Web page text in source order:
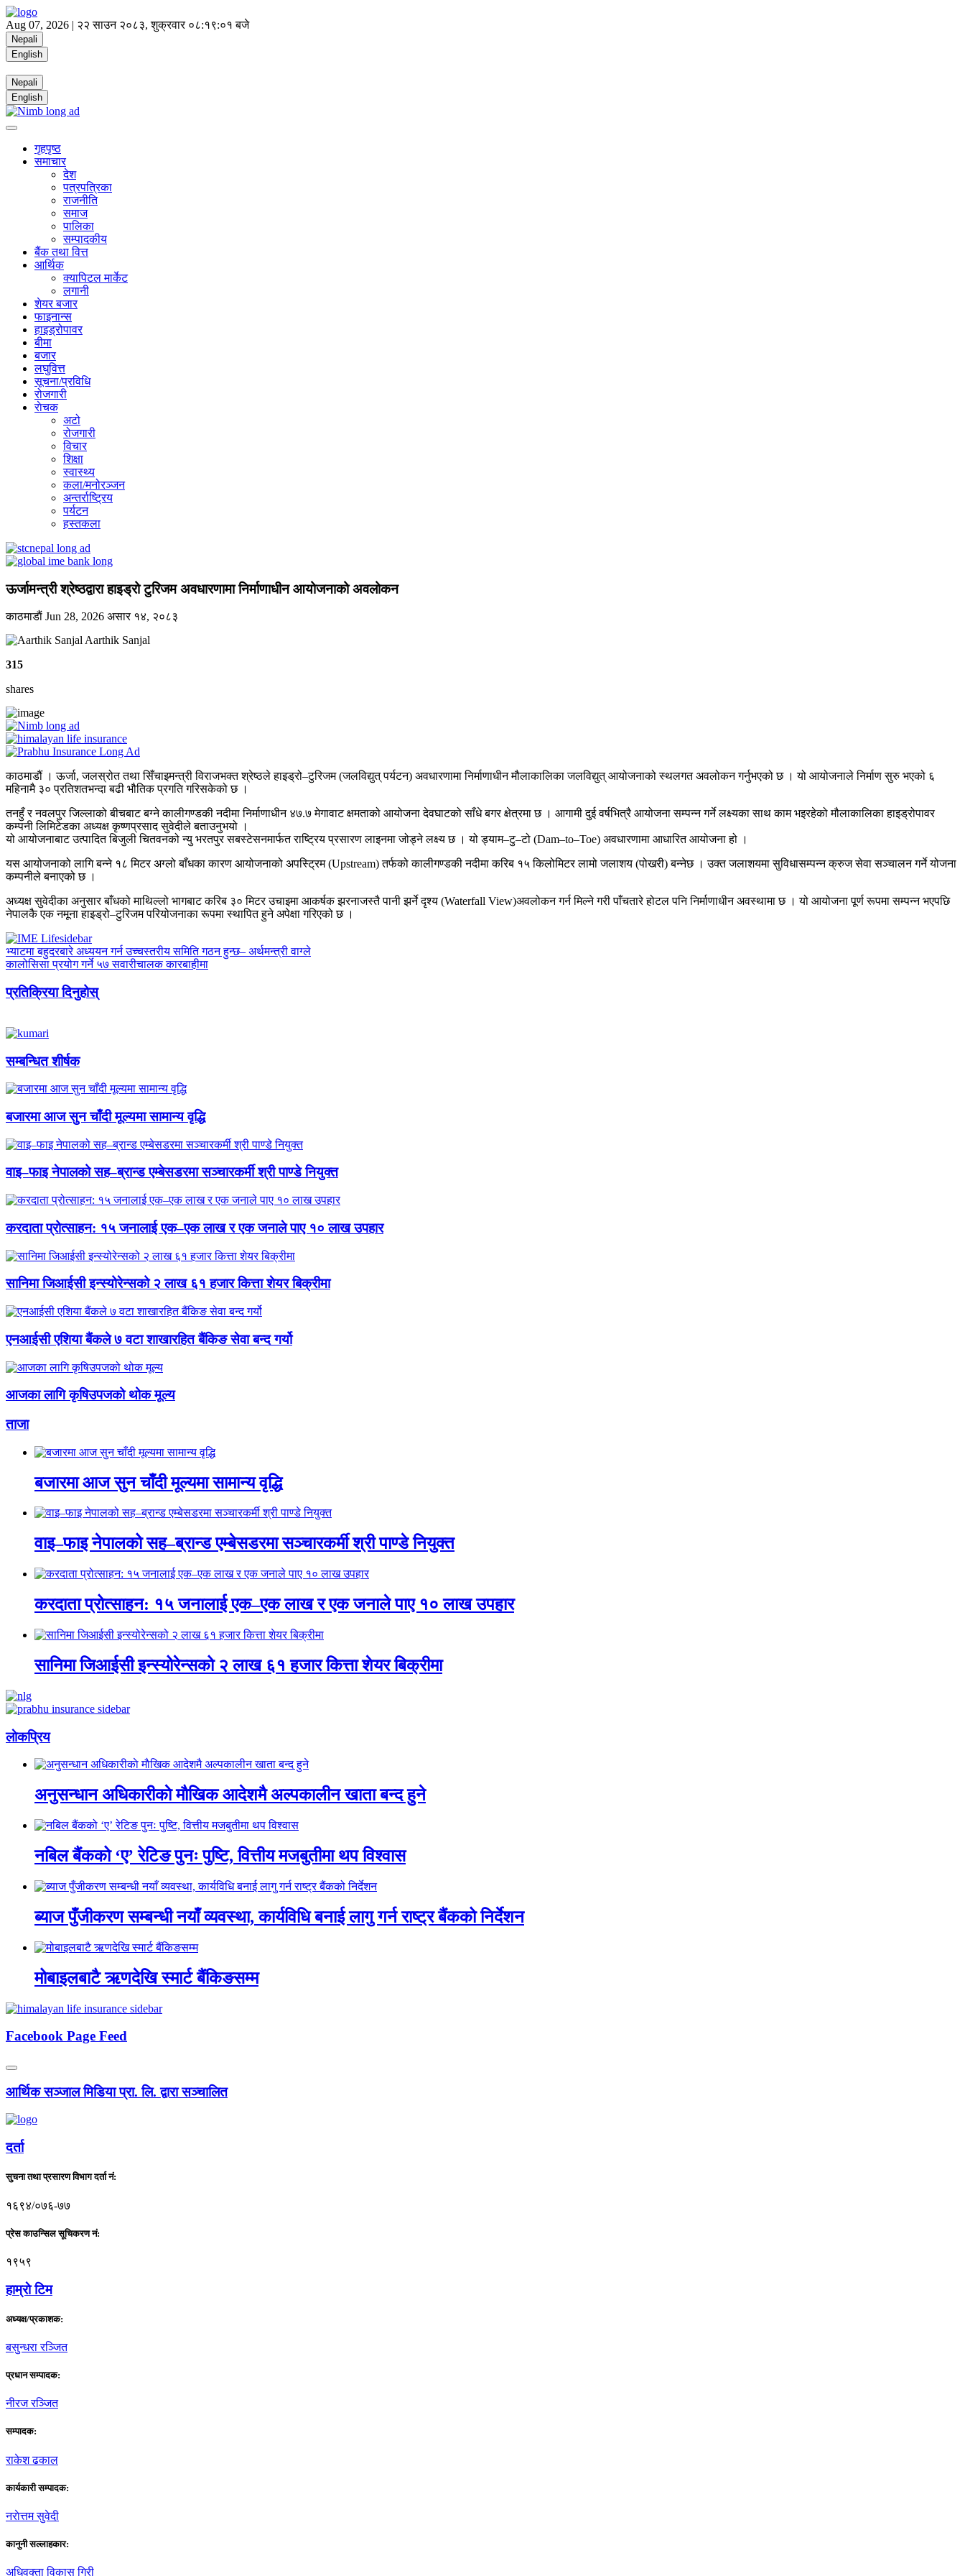
Aug 07, 2026 | २२ साउन २०८३, शुक्रवार ०८:१९:०१ बजे
Nepali
English
Nepali
English
गृहपृष्ठ
समाचार
देश
पत्रपत्रिका
राजनीति
समाज
पालिका
सम्पादकीय
बैंक तथा वित्त
आर्थिक
क्यापिटल मार्केट
लगानी
शेयर बजार
फाइनान्स
हाइड्रोपावर
बीमा
बजार
लघुवित्त
सूचना/प्रविधि
रोजगारी
राेचक
अटो
रोजगारी
विचार
शिक्षा
स्वास्थ्य
कला/मनोरञ्जन
अन्तर्राष्ट्रिय
पर्यटन
हस्तकला
ऊर्जामन्त्री श्रेष्ठद्वारा हाइड्रो टुरिजम अवधारणामा निर्माणाधीन आयोजनाको अवलोकन
काठमाडाैं Jun 28, 2026 असार १४, २०८३
Aarthik Sanjal
315
shares
काठमाडौं । ऊर्जा, जलस्रोत तथा सिँचाइमन्त्री विराजभक्त श्रेष्ठले हाइड्रो–टुरिजम (जलविद्युत् पर्यटन) अवधारणामा निर्माणाधीन मौलाकालिका जलविद्युत् आयोजनाको स्थलगत अवलोकन गर्नुभएको छ । यो आयोजनाले निर्माण सुरु भएको ६
महिनामै ३० प्रतिशतभन्दा बढी भौतिक प्रगति गरिसकेको छ ।
तनहुँ र नवलपुर जिल्लाको बीचबाट बग्ने कालीगण्डकी नदीमा निर्माणाधीन ४७.७ मेगावाट क्षमताको आयोजना देवघाटको साँधे बगर क्षेत्रमा छ । आगामी दुई वर्षभित्रै आयोजना सम्पन्न गर्ने लक्ष्यका साथ काम भइरहेको मौलाकालिका हाइड्रोपावर
कम्पनी लिमिटेडका अध्यक्ष कृष्णप्रसाद सुवेदीले बताउनुभयो ।
यो आयोजनाबाट उत्पादित बिजुली चितवनको न्यु भरतपुर सबस्टेसनमार्फत राष्ट्रिय प्रसारण लाइनमा जोड्ने लक्ष्य छ । यो ड्याम–टु–टो (Dam–to–Toe) अवधारणामा आधारित आयोजना हो ।
यस आयोजनाको लागि बन्ने १८ मिटर अग्लो बाँधका कारण आयोजनाको अपस्ट्रिम (Upstream) तर्फको कालीगण्डकी नदीमा करिब १५ किलोमिटर लामो जलाशय (पोखरी) बन्नेछ । उक्त जलाशयमा सुविधासम्पन्न क्रुज सेवा सञ्चालन गर्ने योजना
कम्पनीले बनाएको छ ।
अध्यक्ष सुवेदीका अनुसार बाँधको माथिल्लो भागबाट करिब ३० मिटर उचाइमा आकर्षक झरनाजस्तै पानी झर्ने दृश्य (Waterfall View)अवलोकन गर्न मिल्ने गरी पाँचतारे होटल पनि निर्माणाधीन अवस्थामा छ । यो आयोजना पूर्ण रूपमा सम्पन्न भएपछि
नेपालकै एक नमूना हाइड्रो–टुरिजम परियोजनाका रूपमा स्थापित हुने अपेक्षा गरिएको छ ।
भ्याटमा बहुदरबारे अध्ययन गर्न उच्चस्तरीय समिति गठन हुन्छ– अर्थमन्त्री वाग्ले
कालोसिसा प्रयोग गर्ने ५७ सवारीचालक कारबाहीमा
प्रतिक्रिया दिनुहोस्
सम्बन्धित शीर्षक
बजारमा आज सुन चाँदी मूल्यमा सामान्य वृद्धि
वाइ–फाइ नेपालको सह–ब्रान्ड एम्बेसडरमा सञ्चारकर्मी श्री पाण्डे नियुक्त
करदाता प्रोत्साहन: १५ जनालाई एक–एक लाख र एक जनाले पाए १० लाख उपहार
सानिमा जिआईसी इन्स्योरेन्सको २ लाख ६१ हजार कित्ता शेयर बिक्रीमा
एनआईसी एशिया बैंकले ७ वटा शाखारहित बैंकिङ सेवा बन्द गर्यो
आजका लागि कृषिउपजको थोक मूल्य
ताजा
बजारमा आज सुन चाँदी मूल्यमा सामान्य वृद्धि
वाइ–फाइ नेपालको सह–ब्रान्ड एम्बेसडरमा सञ्चारकर्मी श्री पाण्डे नियुक्त
करदाता प्रोत्साहन: १५ जनालाई एक–एक लाख र एक जनाले पाए १० लाख उपहार
सानिमा जिआईसी इन्स्योरेन्सको २ लाख ६१ हजार कित्ता शेयर बिक्रीमा
लाेकप्रिय
अनुसन्धान अधिकारीकाे माैखिक आदेशमै अल्पकालीन खाता बन्द हुने
नबिल बैंकको ‘ए’ रेटिङ पुनः पुष्टि, वित्तीय मजबुतीमा थप विश्वास
ब्याज पुँजीकरण सम्बन्धी नयाँ व्यवस्था, कार्यविधि बनाई लागु गर्न राष्ट्र बैंकको निर्देशन
मोबाइलबाटै ऋणदेखि स्मार्ट बैंकिङसम्म
Facebook Page Feed
आर्थिक सञ्जाल मिडिया प्रा. लि. द्वारा सञ्चालित
दर्ता
सुचना तथा प्रसारण विभाग दर्ता नं:
१६९४/०७६-७७
प्रेस काउन्सिल सूचिकरण नं:
१९५९
हाम्राे टिम
अध्यक्ष/प्रकाशक:
बसुन्धरा रञ्जित
प्रधान सम्पादक:
नीरज रञ्जित
सम्पादक:
राकेश ढकाल
कार्यकारी सम्पादक:
नराेत्तम सुवेदी
कानुनी सल्लाहकार:
अधिवक्ता विकास गिरी